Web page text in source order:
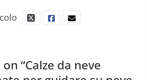
“Calze da neve